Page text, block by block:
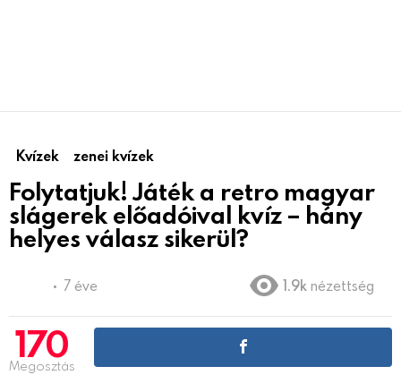
Kvízek zenei kvízek
Folytatjuk! Játék a retro magyar
slágerek előadóival kvíz – hány
helyes válasz sikerül?
7 éve 1.9k nézettség
170
Megosztás